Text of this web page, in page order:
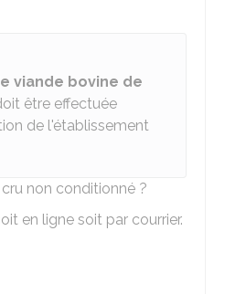
viande bovine de
être effectuée
de l'établissement
non conditionné ?
en ligne soit par courrier.